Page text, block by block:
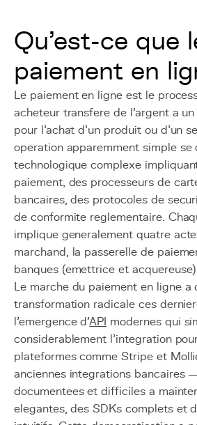
Qu'est-ce que
paiement en
Le paiement en ligne est le
acheteur transfere de l'argent a
pour l'achat d'un produit ou d'un
operation apparemment simple se
technologique complexe
paiement, des processeurs de
bancaires, des protocoles de
de conformite reglementaire.
implique generalement quatre
marchand, la passerelle de
banques (emettrice et
Le marche du paiement en ligne a
transformation radicale ces
l'emergence d'API modernes qui
considerablement l'integration
plateformes comme Stripe et
anciennes integrations bancaires
documentees et difficiles a
elegantes, des SDKs complets et